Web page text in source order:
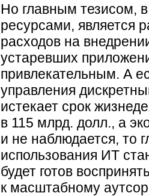
Но главным тезисом,
ресурсами, является
расходов на
устаревших
привлекательным. А
управления
истекает срок
в 115 млрд. долл., а
и не наблюдается, то
использования ИТ
будет готов
к масштабному